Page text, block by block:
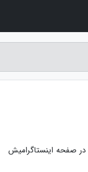
در صفحه اینستاگرامیش